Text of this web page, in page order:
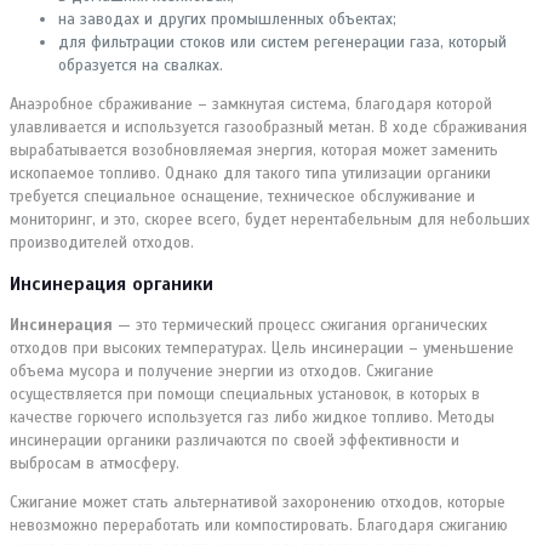
на заводах и других промышленных объектах;
для фильтрации стоков или систем регенерации газа, который
образуется на свалках.
Анаэробное сбраживание – замкнутая система, благодаря которой
улавливается и используется газообразный метан. В ходе сбраживания
вырабатывается возобновляемая энергия, которая может заменить
ископаемое топливо. Однако для такого типа утилизации органики
требуется специальное оснащение, техническое обслуживание и
мониторинг, и это, скорее всего, будет нерентабельным для небольших
производителей отходов.
Инсинерация органики
Инсинерация — это термический процесс сжигания органических
отходов при высоких температурах. Цель инсинерации – уменьшение
объема мусора и получение энергии из отходов. Сжигание
осуществляется при помощи специальных установок, в которых в
качестве горючего используется газ либо жидкое топливо. Методы
инсинерации органики различаются по своей эффективности и
выбросам в атмосферу.
Сжигание может стать альтернативой захоронению отходов, которые
невозможно переработать или компостировать. Благодаря сжиганию